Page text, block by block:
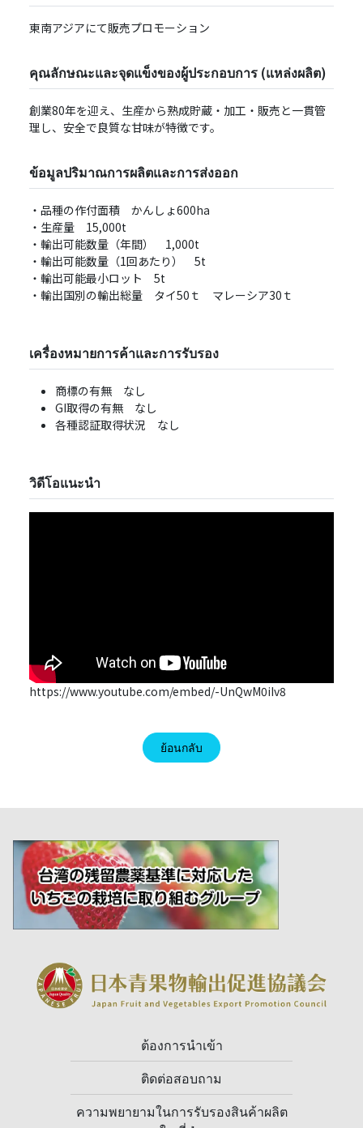
東南アジアにて販売プロモーション
คุณลักษณะและจุดแข็งของผู้ประกอบการ (แหล่งผลิต)
創業80年を迎え、⽣産から熟成貯蔵・加⼯・販売と⼀貫管
理し、安全で良質な⽢味が特徴です。
ข้อมูลปริมาณการผลิตและการส่งออก
・品種の作付面積 かんしょ600ha
・生産量 15,000t
・輸出可能数量（年間） 1,000t
・輸出可能数量（1回あたり） 5t
・輸出可能最小ロット 5t
・輸出国別の輸出総量 タイ50ｔ マレーシア30ｔ
เครื่องหมายการค้าและการรับรอง
商標の有無 なし
GI取得の有無 なし
各種認証取得状況 なし
วิดีโอแนะนำ
https://www.youtube.com/embed/-UnQwM0iIv8
ย้อนกลับ
ต้องการนำเข้า
ติดต่อสอบถาม
ความพยายามในการรับรองสินค้าผลิต